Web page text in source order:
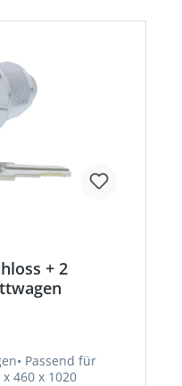
+ 2
Passend für
460 x 1020